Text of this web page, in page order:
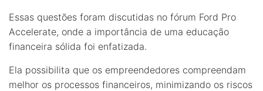
Essas questões foram discutidas no fórum Ford Pro
Accelerate, onde a importância de uma educação
financeira sólida foi enfatizada.
Ela possibilita que os empreendedores compreendam
melhor os processos financeiros, minimizando os riscos